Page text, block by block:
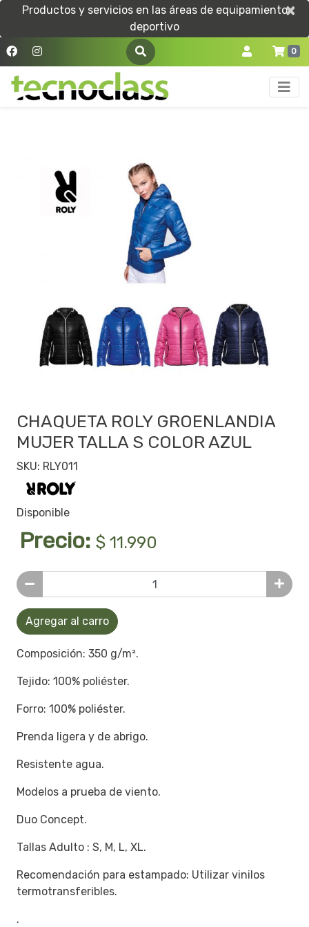
Productos y servicios en las áreas de equipamiento
deportivo
×
×
0
CHAQUETA ROLY GROENLANDIA
MUJER TALLA S COLOR AZUL
SKU: RLY011
Disponible
Precio: $ 11.990
Agregar al carro
Composición: 350 g/m².
Tejido: 100% poliéster.
Forro: 100% poliéster.
Prenda ligera y de abrigo.
Resistente agua.
Modelos a prueba de viento.
Duo Concept.
Tallas Adulto : S, M, L, XL.
Recomendación para estampado: Utilizar vinilos
termotransferibles.
.